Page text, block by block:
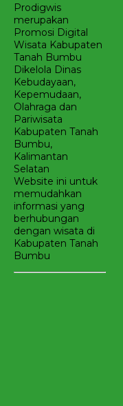
Prodigwis
merupakan
Promosi Digital
Wisata Kabupaten
Tanah Bumbu
Dikelola Dinas
Kebudayaan,
Kepemudaan,
Olahraga dan
Pariwisata
Kabupaten Tanah
Bumbu,
Kalimantan
Selatan
Website ini untuk
memudahkan
informasi yang
berhubungan
dengan wisata di
Kabupaten Tanah
Bumbu